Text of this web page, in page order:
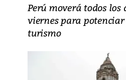
Perú moverá todos los
viernes para
turismo